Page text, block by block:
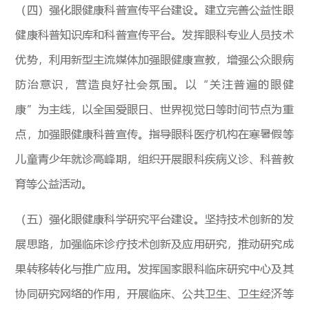
（四）强化眼健康科普宣传平台建设。建立完善公益性眼
健康科普知识库和科普宣传平台。发挥眼科专业人员技术
优势，利用新型主流媒体加强眼健康宣教，增强公众眼病
防治意识，营造良好社会氛围。以“关注普遍的眼健
康”为主线，以全国爱眼日、世界视觉日等时间节点为重
点，加强眼健康科普宣传。指导眼科医疗机构在寒暑假等
儿童青少年就诊高峰期，组织开展眼科疾病义诊、科普教
育等公益活动。
（五）强化眼健康科学研究平台建设。坚持技术创新的发
展思路，加强临床诊疗技术创新及应用研究，推动研究成
果转移转化与推广应用。发挥国家眼科临床研究中心及其
协同研究网络的作用，开展临床、公共卫生、卫生经济等